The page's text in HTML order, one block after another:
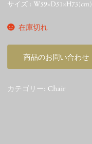
サイズ : W59×D51×H73(cm)
在庫切れ
商品のお問い合わせ
カテゴリー: Chair